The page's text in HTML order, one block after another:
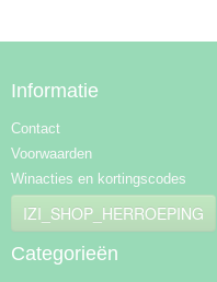
Informatie
Contact
Voorwaarden
Winacties en kortingscodes
IZI_SHOP_HERROEPING
Categorieën